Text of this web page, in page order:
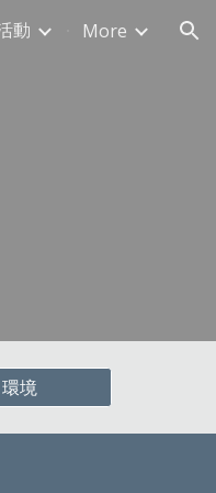
動 More
環境